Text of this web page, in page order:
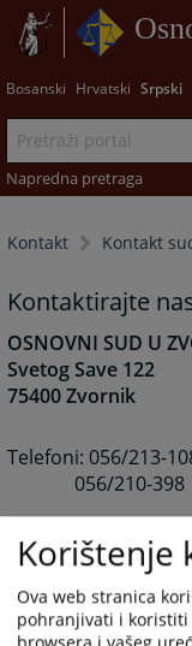
Bosanski Hrvatski Srpski
Napredna pretraga
Kontakt Kontakt
Kontaktirajte
OSNOVNI SUD U
Svetog Save 122
75400 Zvornik
Telefoni: 056/213-
056/210-398
Tehnički sekretar:
Fax: 056/211-667
Korištenje
Ova web stranica
pohranjivati i